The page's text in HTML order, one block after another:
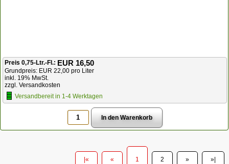
Preis 0,75-Ltr.-Fl.: EUR 16,50
Grundpreis: EUR 22,00 pro Liter
inkl. 19% MwSt.
zzgl. Versandkosten
Versandbereit in 1-4 Werktagen
|« « 1 2 » »|